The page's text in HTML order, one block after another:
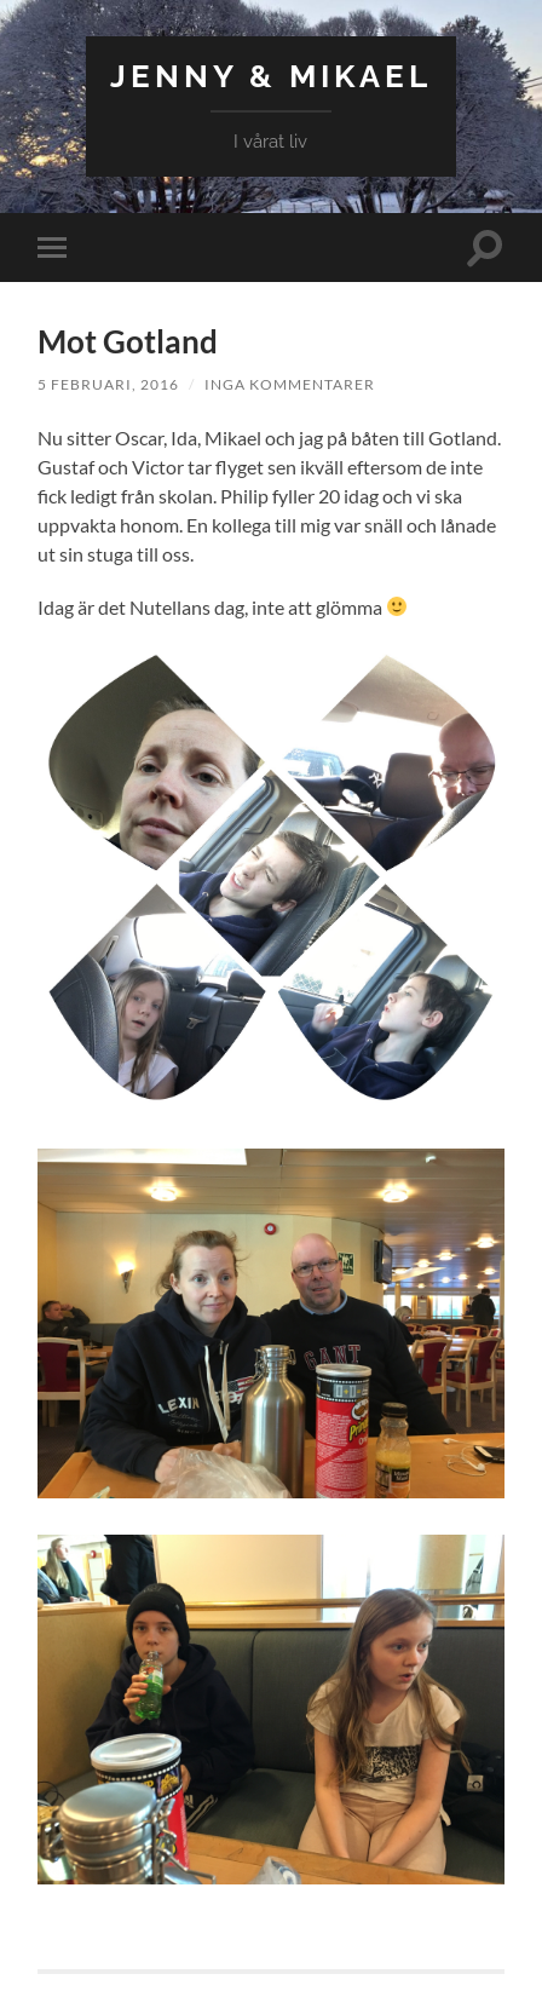
JENNY & MIKAEL
I vårat liv
Slå
på/av
Slå
Mot Gotland
5 FEBRUARI, 2016 / INGA KOMMENTARER
Nu sitter Oscar, Ida, Mikael och jag på båten till Gotland.
Gustaf och Victor tar flyget sen ikväll eftersom de inte
fick ledigt från skolan. Philip fyller 20 idag och vi ska
uppvakta honom. En kollega till mig var snäll och lånade
ut sin stuga till oss.
Idag är det Nutellans dag, inte att glömma